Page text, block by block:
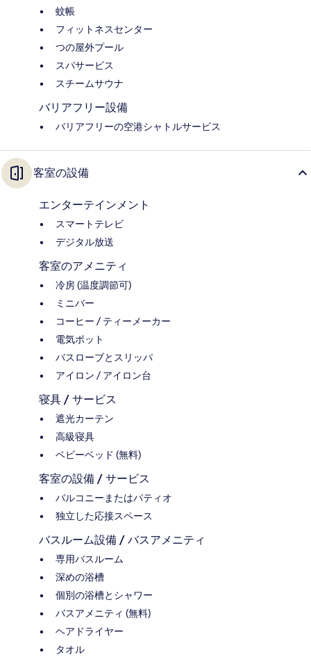
蚊帳
フィットネスセンター
つの屋外プール
スパサービス
スチームサウナ
バリアフリー設備
バリアフリーの空港シャトルサービス
客室の設備
エンターテインメント
スマートテレビ
デジタル放送
客室のアメニティ
冷房 (温度調節可)
ミニバー
コーヒー / ティーメーカー
電気ポット
バスローブとスリッパ
アイロン / アイロン台
寝具 / サービス
遮光カーテン
高級寝具
ベビーベッド (無料)
客室の設備 / サービス
バルコニーまたはパティオ
独立した応接スペース
バスルーム設備 / バスアメニティ
専用バスルーム
深めの浴槽
個別の浴槽とシャワー
バスアメニティ (無料)
ヘアドライヤー
タオル